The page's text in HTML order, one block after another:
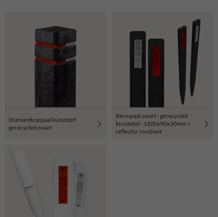
Diamantkoppaal kunststof
gerecycled zwart
Bermpaal zwart - gerecycled
kunststof - 1200x90x30mm +
reflector rood/wit